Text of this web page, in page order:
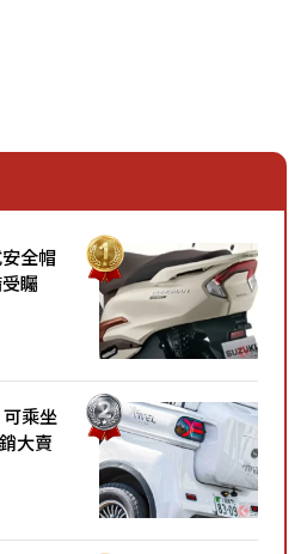
全帽
矚
各項
乘坐
大賣
本真